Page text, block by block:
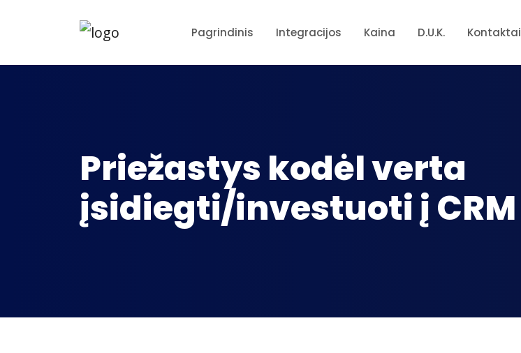
Pagrindinis Integracijos Kaina D.U.K. Kontaktai
Priežastys kodėl verta
įsidiegti/investuoti į CRM